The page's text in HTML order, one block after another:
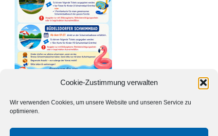
Cookie-Zustimmung verwalten
Wir verwenden Cookies, um unsere Website und unseren Service zu
optimieren.
Zurück
<> Zurück zur Übersicht